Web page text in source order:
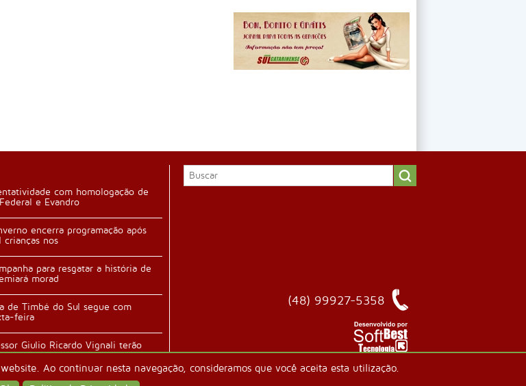
Ao continuar nesta navegação, consideramos que você aceita esta utilização.
com homologação de
e Evandro
encerra programação após
nos
para resgatar a história de
morad
de Timbé do Sul segue com
feira
Giulio Ricardo Vignali terão
família n
(48) 99927-5358